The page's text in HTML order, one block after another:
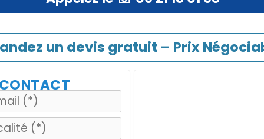
un devis gratuit – Prix